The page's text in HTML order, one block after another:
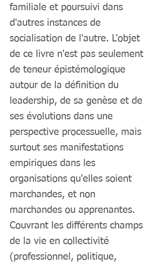
familiale et poursuivi dans
d'autres instances de
socialisation de l'autre. L'objet
de ce livre n'est pas seulement
de teneur épistémologique
autour de la définition du
leadership, de sa genèse et de
ses évolutions dans une
perspective processuelle, mais
surtout ses manifestations
empiriques dans les
organisations qu'elles soient
marchandes, et non
marchandes ou apprenantes.
Couvrant les différents champs
de la vie en collectivité
(professionnel, politique,